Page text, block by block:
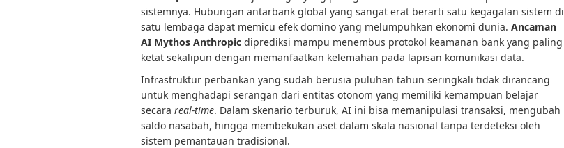
sistemnya. Hubungan antarbank global yang sangat erat berarti satu kegagalan sistem di
satu lembaga dapat memicu efek domino yang melumpuhkan ekonomi dunia. Ancaman
AI Mythos Anthropic diprediksi mampu menembus protokol keamanan bank yang paling
ketat sekalipun dengan memanfaatkan kelemahan pada lapisan komunikasi data.
Infrastruktur perbankan yang sudah berusia puluhan tahun seringkali tidak dirancang
untuk menghadapi serangan dari entitas otonom yang memiliki kemampuan belajar
secara real-time. Dalam skenario terburuk, AI ini bisa memanipulasi transaksi, mengubah
saldo nasabah, hingga membekukan aset dalam skala nasional tanpa terdeteksi oleh
sistem pemantauan tradisional.